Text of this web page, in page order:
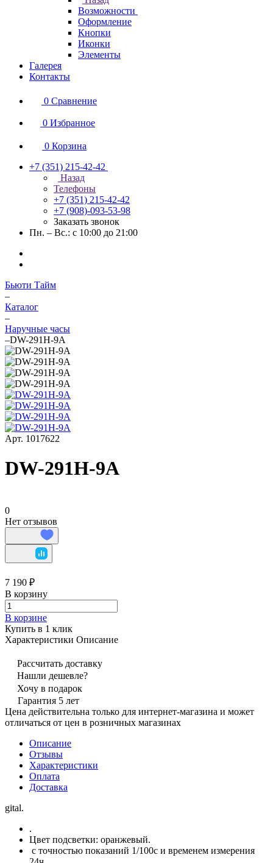
Возможности
Оформление
Кнопки
Иконки
Элементы
Галерея
Контакты
0 Сравнение
0 Избранное
0 Корзина
+7 (351) 215-42-42
Назад
Телефоны
+7 (351) 215-42-42
+7 (908)-093-53-98
Заказать звонок
Пн. – Вс.: с 10:00 до 21:00
Бьюти Тайм
–
Каталог
–
Наручные часы
–DW-291H-9A
Арт. 1017622
DW-291H-9A
0
Нет отзывов
7 190 ₽
В корзину
В корзине
Купить в 1 клик
Характеристики Описание
Рассчитать доставку
Нашли дешевле?
Хочу в подарок
Гарантия 5 лет
Цена действительна только для интернет-магазина и может
отличаться от цен в розничных магазинах
Описание
Отзывы
Характеристики
Оплата
Доставка
gital.
.
Цвет подсветки: оранжевый.
с точностью показаний 1/100с и временем измерения